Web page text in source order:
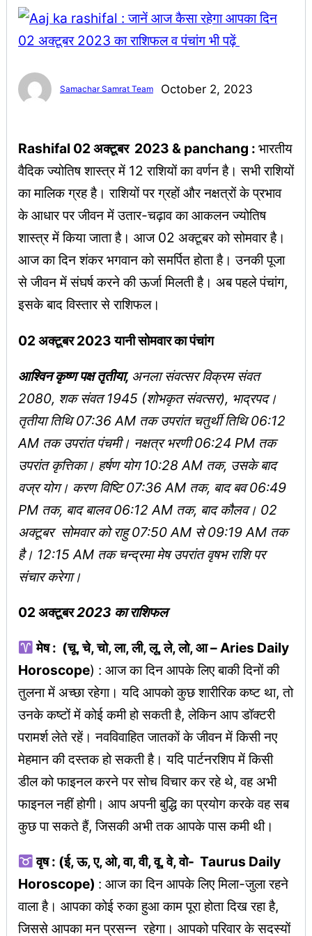
Samachar Samrat Team October 2, 2023
Rashifal 02 अक्टूबर 2023 & panchang : भारतीय
वैदिक ज्योतिष शास्त्र में 12 राशियों का वर्णन है। सभी राशियों
का मालिक ग्रह है। राशियों पर ग्रहों और नक्षत्रों के प्रभाव
के आधार पर जीवन में उतार-चढ़ाव का आकलन ज्योतिष
शास्त्र में किया जाता है। आज 02 अक्टूबर को सोमवार है।
आज का दिन शंकर भगवान को समर्पित होता है। उनकी पूजा
से जीवन में संघर्ष करने की ऊर्जा मिलती है। अब पहले पंचांग,
इसके बाद विस्तार से राशिफल।
02 अक्टूबर 2023 यानी सोमवार का पंचांग
आश्विन कृष्ण पक्ष तृतीया, अनला संवत्सर विक्रम संवत
2080, शक संवत 1945 (शोभकृत संवत्सर), भाद्रपद।
तृतीया तिथि 07:36 AM तक उपरांत चतुर्थी तिथि 06:12
AM तक उपरांत पंचमी। नक्षत्र भरणी 06:24 PM तक
उपरांत कृत्तिका। हर्षण योग 10:28 AM तक, उसके बाद
वज्र योग। करण विष्टि 07:36 AM तक, बाद बव 06:49
PM तक, बाद बालव 06:12 AM तक, बाद कौलव। 02
अक्टूबर सोमवार को राहु 07:50 AM से 09:19 AM तक
है। 12:15 AM तक चन्द्रमा मेष उपरांत वृषभ राशि पर
संचार करेगा।
02 अक्टूबर2023 का राशिफल
मेष : (चू, चे, चो, ला, ली, लू, ले, लो, आ – Aries Daily
Horoscope) : आज का दिन आपके लिए बाकी दिनों की
तुलना में अच्छा रहेगा। यदि आपको कुछ शारीरिक कष्ट था, तो
उनके कष्टों में कोई कमी हो सकती है, लेकिन आप डॉक्टरी
परामर्श लेते रहें। नवविवाहित जातकों के जीवन में किसी नए
मेहमान की दस्तक हो सकती है। यदि पार्टनरशिप में किसी
डील को फाइनल करने पर सोच विचार कर रहे थे, वह अभी
फाइनल नहीं होगी। आप अपनी बुद्धि का प्रयोग करके वह सब
कुछ पा सकते हैं, जिसकी अभी तक आपके पास कमी थी।
वृष : (ई, ऊ, ए, ओ, वा, वी, वू, वे, वो- Taurus Daily
Horoscope) : आज का दिन आपके लिए मिला-जुला रहने
वाला है। आपका कोई रुका हुआ काम पूरा होता दिख रहा है,
जिससे आपका मन प्रसन्न रहेगा। आपको परिवार के सदस्यों